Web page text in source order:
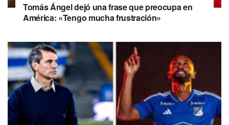
Tomás Ángel dejó una frase que preocupa en
América: «Tengo mucha frustración»